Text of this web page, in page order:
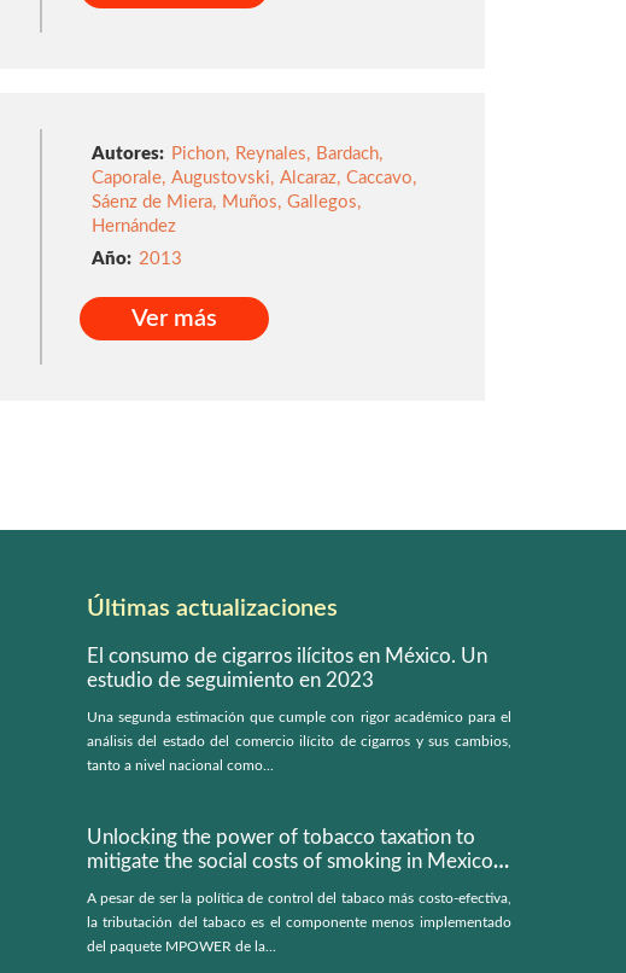
Autores: Pichon, Reynales, Bardach,
Caporale, Augustovski, Alcaraz, Caccavo,
Sáenz de Miera, Muños, Gallegos,
Hernández
2013
Ver más
Últimas actualizaciones
El consumo de cigarros ilícitos en México. Un
estudio de seguimiento en 2023
Una segunda estimación que cumple con rigor académico para el
análisis del estado del comercio ilícito de cigarros y sus cambios,
tanto a nivel nacional como...
Unlocking the power of tobacco taxation to
mitigate the social costs of smoking in Mexico:
A pesar de ser la política de control del tabaco más costo-efectiva,
la tributación del tabaco es el componente menos implementado
del paquete MPOWER de la...